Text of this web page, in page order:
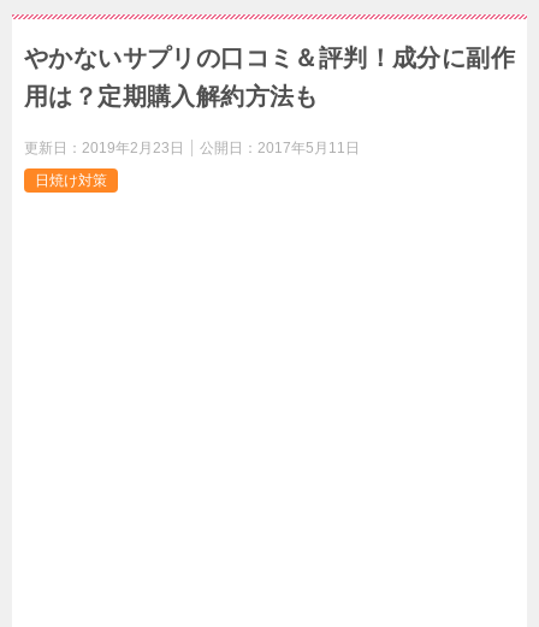
やかないサプリの口コミ＆評判！成分に副作
用は？定期購入解約方法も
更新日： 2019年2月23日 公開日： 2017年5月11日
日焼け対策